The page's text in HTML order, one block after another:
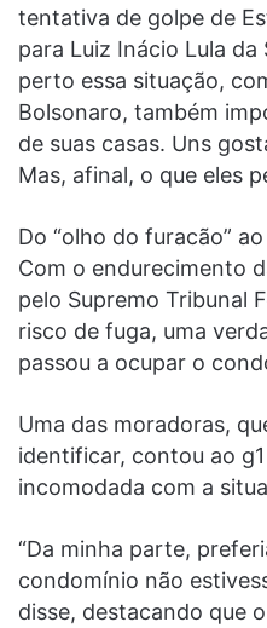
tentativa de golpe de
para Luiz Inácio Lula da
perto essa situação,
Bolsonaro, também
de suas casas. Uns
Mas, afinal, o que eles
Do “olho do furacão”
Com o endurecimento
pelo Supremo Tribunal
risco de fuga, uma
passou a ocupar o
Uma das moradoras,
identificar, contou ao
incomodada com a
“Da minha parte,
condomínio não
disse, destacando que